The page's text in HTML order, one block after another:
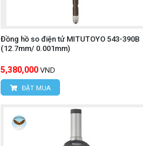
Đồng hồ so điện tử MITUTOYO 543-390B
(12.7mm/ 0.001mm)
5,380,000 VND
ĐẶT MUA